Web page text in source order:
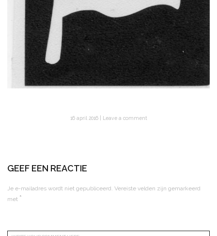
16 april 2016 Leave a comment
GEEF EEN REACTIE
Je e-mailadres wordt niet gepubliceerd. Vereiste velden zijn gemarkeerd
met *